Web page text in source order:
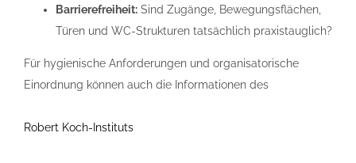
Barrierefreiheit:Sind Zugänge, Bewegungsflächen,
Türen und WC-Strukturen tatsächlich praxistauglich?
Für hygienische Anforderungen und organisatorische
Einordnung können auch die Informationen des
Robert Koch-Instituts